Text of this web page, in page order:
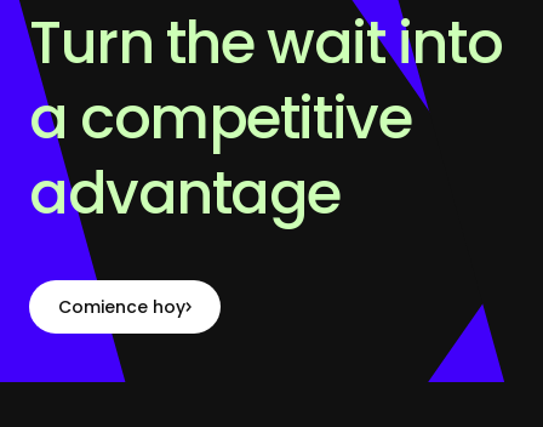
Turn the wait into
a competitive
advantage
Comience hoy